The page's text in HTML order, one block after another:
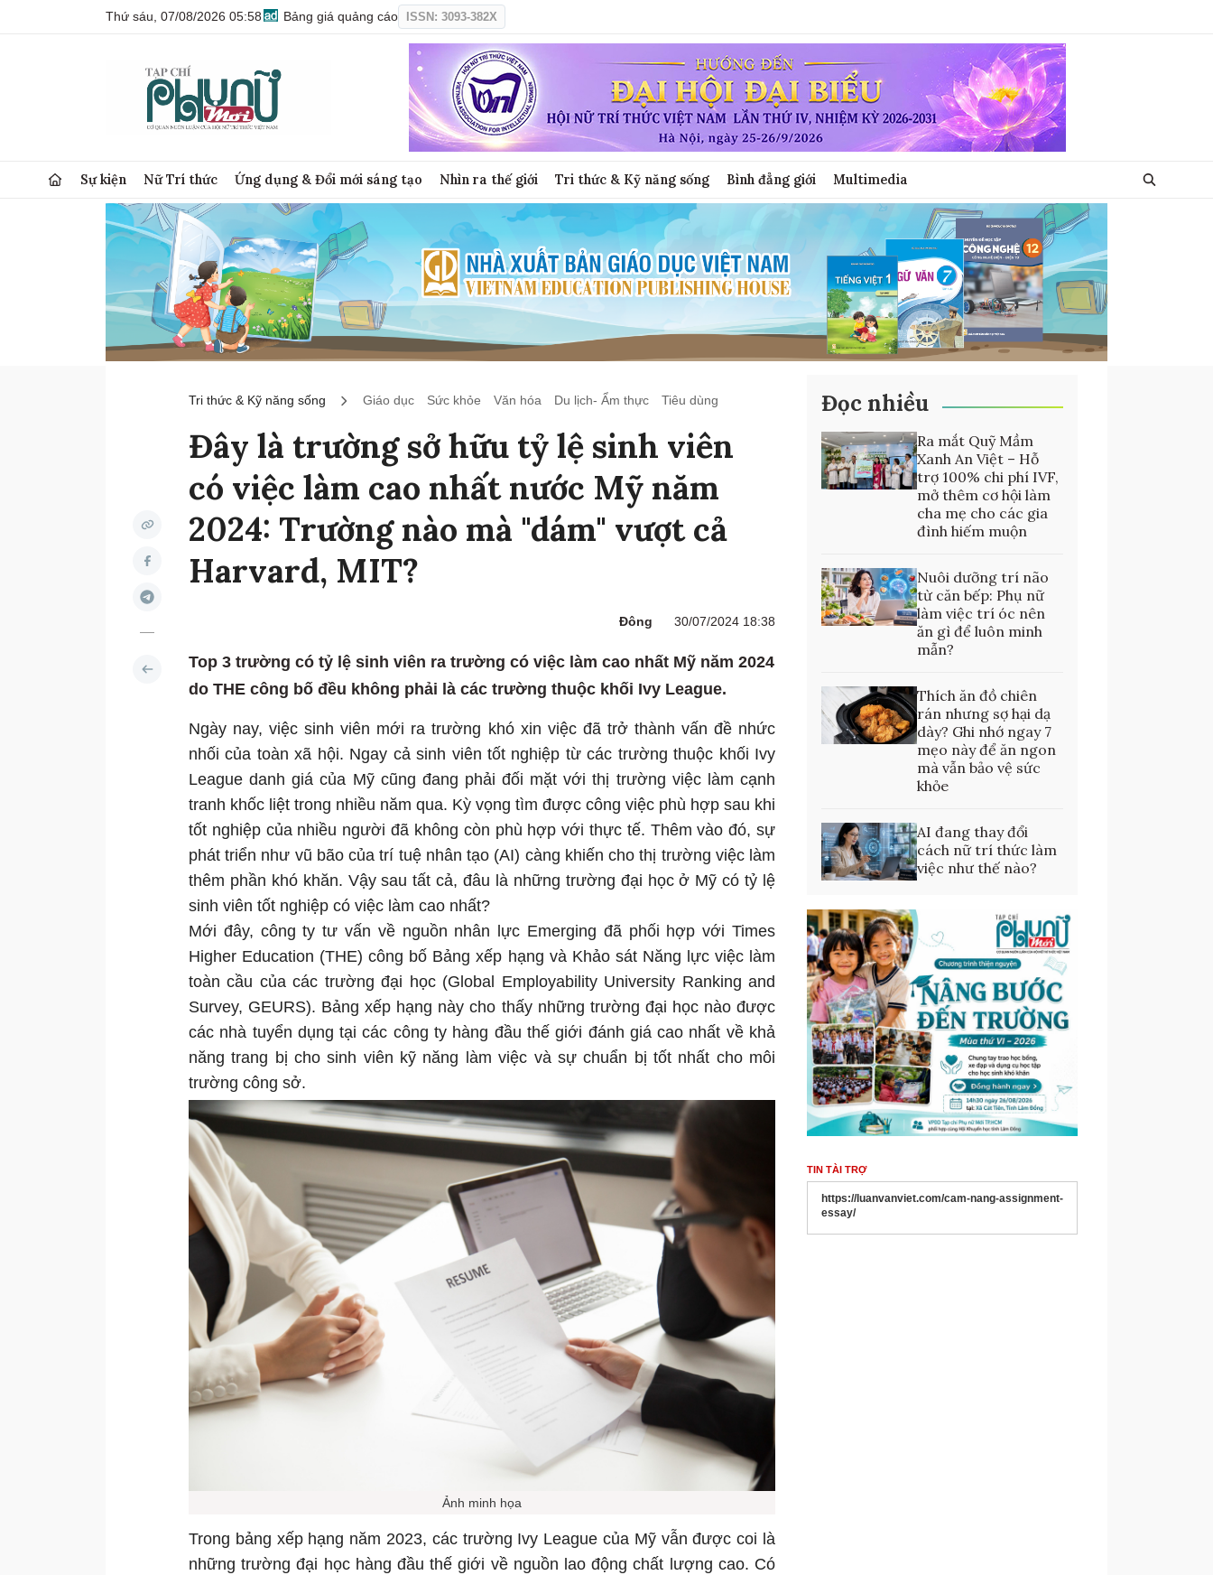
Thứ sáu, 07/08/2026 05:58 Bảng giá quảng cáo ISSN: 3093-382X
Sự kiện Nữ Trí thức Ứng dụng & Đổi mới sáng tạo Nhìn ra thế giới Tri thức & Kỹ năng sống Bình đẳng giới Multimedia
Tri thức & Kỹ năng sống Giáo dục Sức khỏe Văn hóa Du lịch- Ẩm thực Tiêu dùng
Đây là trường sở hữu tỷ lệ sinh viên
có việc làm cao nhất nước Mỹ năm
2024: Trường nào mà "dám" vượt cả
Harvard, MIT?
Đông 30/07/2024 18:38
Top 3 trường có tỷ lệ sinh viên ra trường có việc làm cao nhất Mỹ năm 2024
do THE công bố đều không phải là các trường thuộc khối Ivy League.
Ngày nay, việc sinh viên mới ra trường khó xin việc đã trở thành vấn đề nhức
nhối của toàn xã hội. Ngay cả sinh viên tốt nghiệp từ các trường thuộc khối Ivy
League danh giá của Mỹ cũng đang phải đối mặt với thị trường việc làm cạnh
tranh khốc liệt trong nhiều năm qua. Kỳ vọng tìm được công việc phù hợp sau khi
tốt nghiệp của nhiều người đã không còn phù hợp với thực tế. Thêm vào đó, sự
phát triển như vũ bão của trí tuệ nhân tạo (AI) càng khiến cho thị trường việc làm
thêm phần khó khăn. Vậy sau tất cả, đâu là những trường đại học ở Mỹ có tỷ lệ
sinh viên tốt nghiệp có việc làm cao nhất?
Mới đây, công ty tư vấn về nguồn nhân lực Emerging đã phối hợp với Times
Higher Education (THE) công bố Bảng xếp hạng và Khảo sát Năng lực việc làm
toàn cầu của các trường đại học (Global Employability University Ranking and
Survey, GEURS). Bảng xếp hạng này cho thấy những trường đại học nào được
các nhà tuyển dụng tại các công ty hàng đầu thế giới đánh giá cao nhất về khả
năng trang bị cho sinh viên kỹ năng làm việc và sự chuẩn bị tốt nhất cho môi
trường công sở.
Ảnh minh họa
Trong bảng xếp hạng năm 2023, các trường Ivy League của Mỹ vẫn được coi là
những trường đại học hàng đầu thế giới về nguồn lao động chất lượng cao. Có
Đọc nhiều
Ra mắt Quỹ Mầm
Xanh An Việt – Hỗ
trợ 100% chi phí IVF,
mở thêm cơ hội làm
cha mẹ cho các gia
đình hiếm muộn
Nuôi dưỡng trí não
từ căn bếp: Phụ nữ
làm việc trí óc nên
ăn gì để luôn minh
mẫn?
Thích ăn đồ chiên
rán nhưng sợ hại dạ
dày? Ghi nhớ ngay 7
mẹo này để ăn ngon
mà vẫn bảo vệ sức
khỏe
AI đang thay đổi
cách nữ trí thức làm
việc như thế nào?
TIN TÀI TRỢ
https://luanvanviet.com/cam-nang-assignment-
essay/